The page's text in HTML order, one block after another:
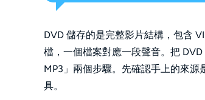
DVD 儲存的是完整影片結構，包含
檔，一個檔案對應一段聲音。把
MP3」兩個步驟。先確認手上的來源
具。